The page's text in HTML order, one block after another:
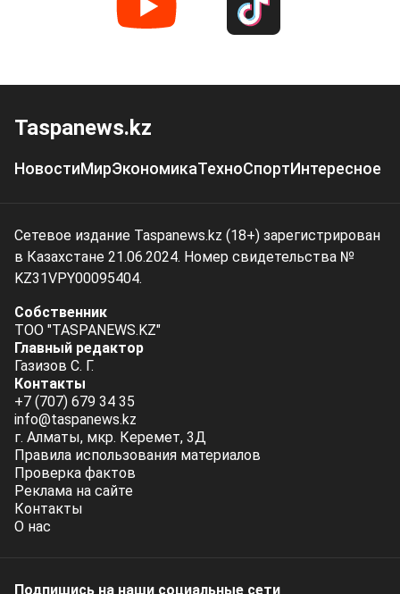
Taspanews.kz
НовостиМирЭкономикаТехноСпортИнтересное
Сетевое издание Taspanews.kz (18+) зарегистрирован
в Казахстане 21.06.2024. Номер свидетельства №
KZ31VPY00095404.
Собственник
ТОО "TASPANEWS.KZ"
Главный редактор
Газизов С. Г.
Контакты
+7 (707) 679 34 35
info@taspanews.kz
г. Алматы, мкр. Керемет, 3Д
Правила использования материалов
Проверка фактов
Реклама на сайте
Контакты
О нас
Подпишись на наши социальные cети